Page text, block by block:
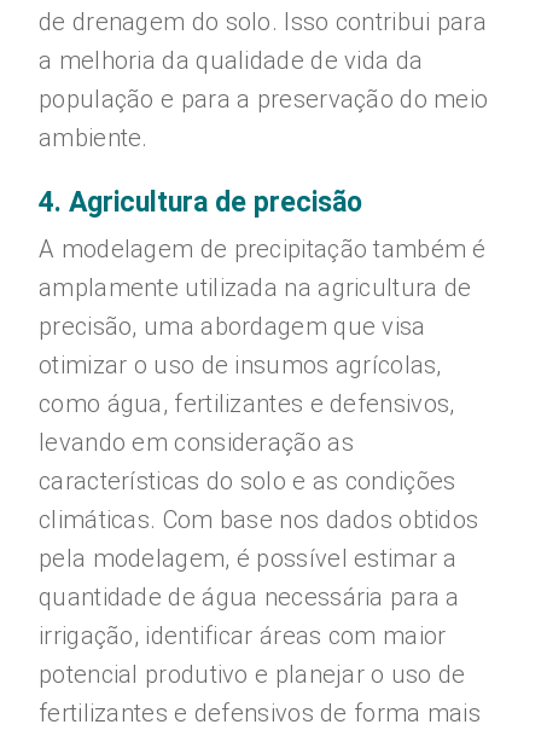
de drenagem do solo. Isso contribui para
a melhoria da qualidade de vida da
população e para a preservação do meio
ambiente.
4. Agricultura de precisão
A modelagem de precipitação também é
amplamente utilizada na agricultura de
precisão, uma abordagem que visa
otimizar o uso de insumos agrícolas,
como água, fertilizantes e defensivos,
levando em consideração as
características do solo e as condições
climáticas. Com base nos dados obtidos
pela modelagem, é possível estimar a
quantidade de água necessária para a
irrigação, identificar áreas com maior
potencial produtivo e planejar o uso de
fertilizantes e defensivos de forma mais